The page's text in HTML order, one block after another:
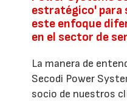
estratégico' para
este enfoque
en el sector de
La manera de
Secodi Power
socio de nuestros